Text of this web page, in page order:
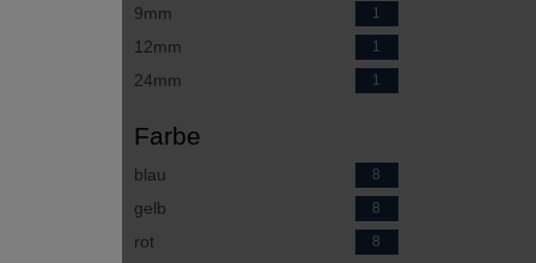
9mm 1
12mm 1
24mm 1
Farbe
blau 8
gelb 8
rot 8